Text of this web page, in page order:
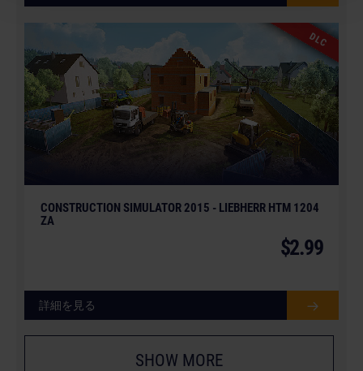
DLC
CONSTRUCTION SIMULATOR 2015 - LIEBHERR HTM 1204
ZA
$2.99
詳細を見る
SHOW MORE